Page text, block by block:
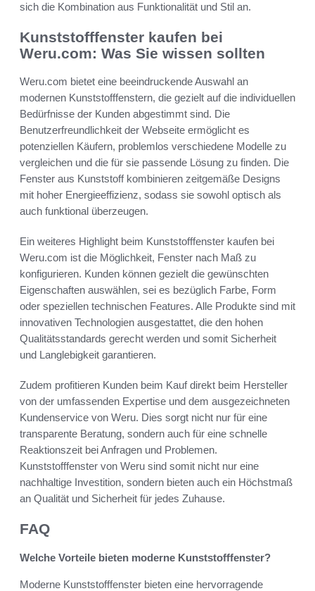
sich die Kombination aus Funktionalität und Stil an.
Kunststofffenster kaufen bei
Weru.com: Was Sie wissen sollten
Weru.com bietet eine beeindruckende Auswahl an
modernen Kunststofffenstern, die gezielt auf die individuellen
Bedürfnisse der Kunden abgestimmt sind. Die
Benutzerfreundlichkeit der Webseite ermöglicht es
potenziellen Käufern, problemlos verschiedene Modelle zu
vergleichen und die für sie passende Lösung zu finden. Die
Fenster aus Kunststoff kombinieren zeitgemäße Designs
mit hoher Energieeffizienz, sodass sie sowohl optisch als
auch funktional überzeugen.
Ein weiteres Highlight beim Kunststofffenster kaufen bei
Weru.com ist die Möglichkeit, Fenster nach Maß zu
konfigurieren. Kunden können gezielt die gewünschten
Eigenschaften auswählen, sei es bezüglich Farbe, Form
oder speziellen technischen Features. Alle Produkte sind mit
innovativen Technologien ausgestattet, die den hohen
Qualitätsstandards gerecht werden und somit Sicherheit
und Langlebigkeit garantieren.
Zudem profitieren Kunden beim Kauf direkt beim Hersteller
von der umfassenden Expertise und dem ausgezeichneten
Kundenservice von Weru. Dies sorgt nicht nur für eine
transparente Beratung, sondern auch für eine schnelle
Reaktionszeit bei Anfragen und Problemen.
Kunststofffenster von Weru sind somit nicht nur eine
nachhaltige Investition, sondern bieten auch ein Höchstmaß
an Qualität und Sicherheit für jedes Zuhause.
FAQ
Welche Vorteile bieten moderne Kunststofffenster?
Moderne Kunststofffenster bieten eine hervorragende